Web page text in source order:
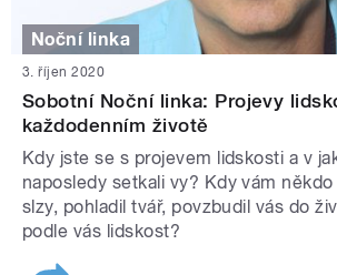
Noční linka
3. říjen 2020
Sobotní Noční linka: Projevy
každodenním životě
Kdy jste se s projevem lidskosti a v
naposledy setkali vy? Kdy vám
slzy, pohladil tvář, povzbudil vás do
podle vás lidskost?